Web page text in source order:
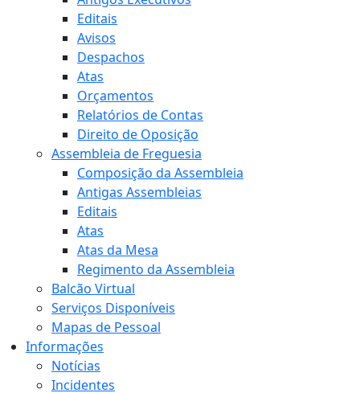
Editais
Avisos
Despachos
Atas
Orçamentos
Relatórios de Contas
Direito de Oposição
Assembleia de Freguesia
Composição da Assembleia
Antigas Assembleias
Editais
Atas
Atas da Mesa
Regimento da Assembleia
Balcão Virtual
Serviços Disponíveis
Mapas de Pessoal
Informações
Notícias
Incidentes